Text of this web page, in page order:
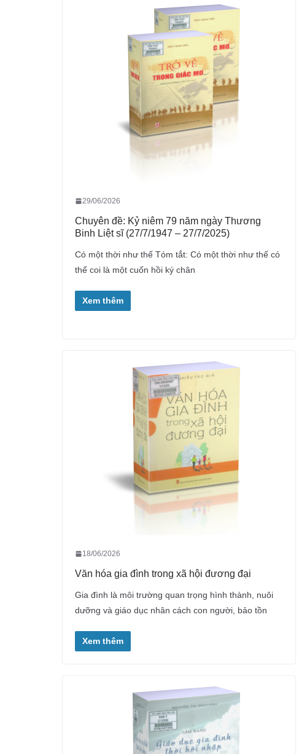
29/06/2026
Chuyên đề: Kỷ niêm 79 năm ngày Thương
Binh Liệt sĩ (27/7/1947 – 27/7/2025)
Có một thời như thế Tóm tắt: Có một thời như thế có
thể coi là một cuốn hồi ký chân
Xem thêm
18/06/2026
Văn hóa gia đình trong xã hội đương đại
Gia đình là môi trường quan trọng hình thành, nuôi
dưỡng và giáo dục nhân cách con người, bảo tồn
Xem thêm